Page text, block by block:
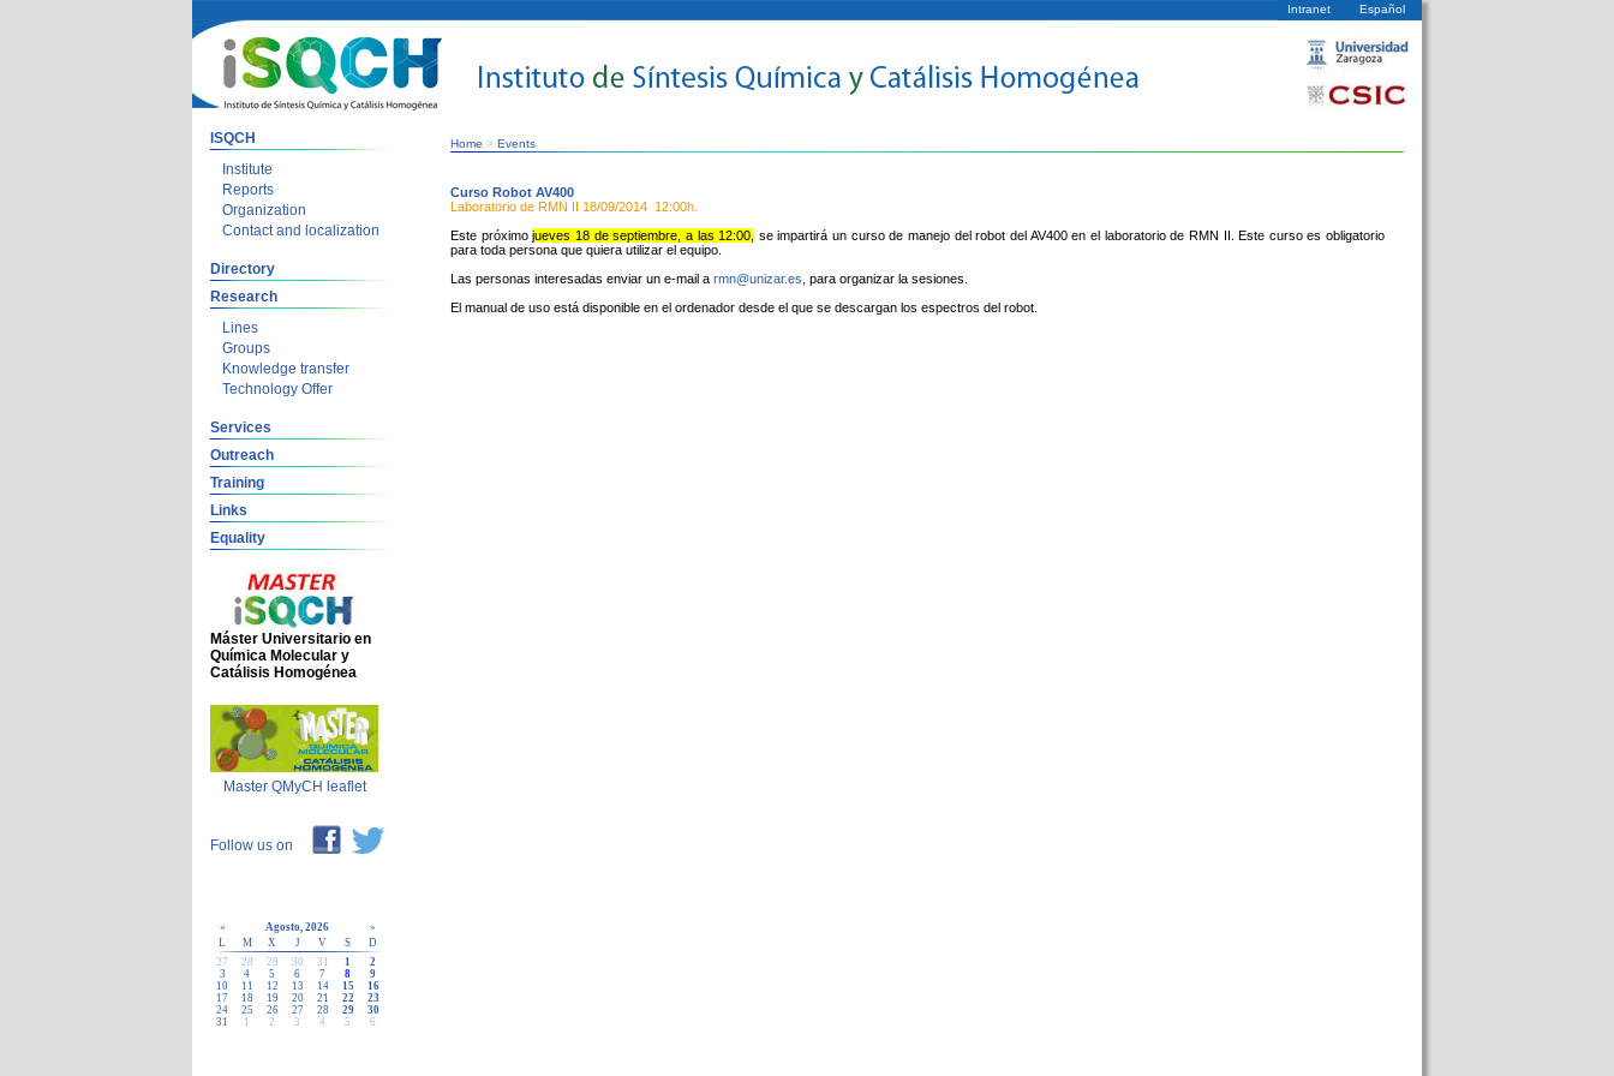
Intranet Español
ISQCH
Institute
Reports
Organization
Contact and localization
Directory
Research
Lines
Groups
Knowledge transfer
Technology Offer
Services
Outreach
Training
Links
Equality
Máster Universitario en
Química Molecular y
Catálisis Homogénea
Master QMyCH leaflet
Follow us on
« Agosto, 2026
»
L
M X J V S
D
27
28 29 30 31 1
2
3
4 5 6 7 8
9
10
11 12 13 14 15
16
17
18 19 20 21 22
23
24
25 26 27 28 29
30
31
1 2 3 4 5 6
Home > Events
Curso Robot AV400
Laboratorio de RMN II 18/09/2014 12:00h.
Este próximojueves 18 de septiembre, a las 12:00, se impartirá un curso de manejo del robot del AV400 en el laboratorio de RMN II. Este curso es obligatorio
para toda persona que quiera utilizar el equipo.
Las personas interesadas enviar un e-mail a rmn@unizar.es, para organizar la sesiones.
El manual de uso está disponible en el ordenador desde el que se descargan los espectros del robot.